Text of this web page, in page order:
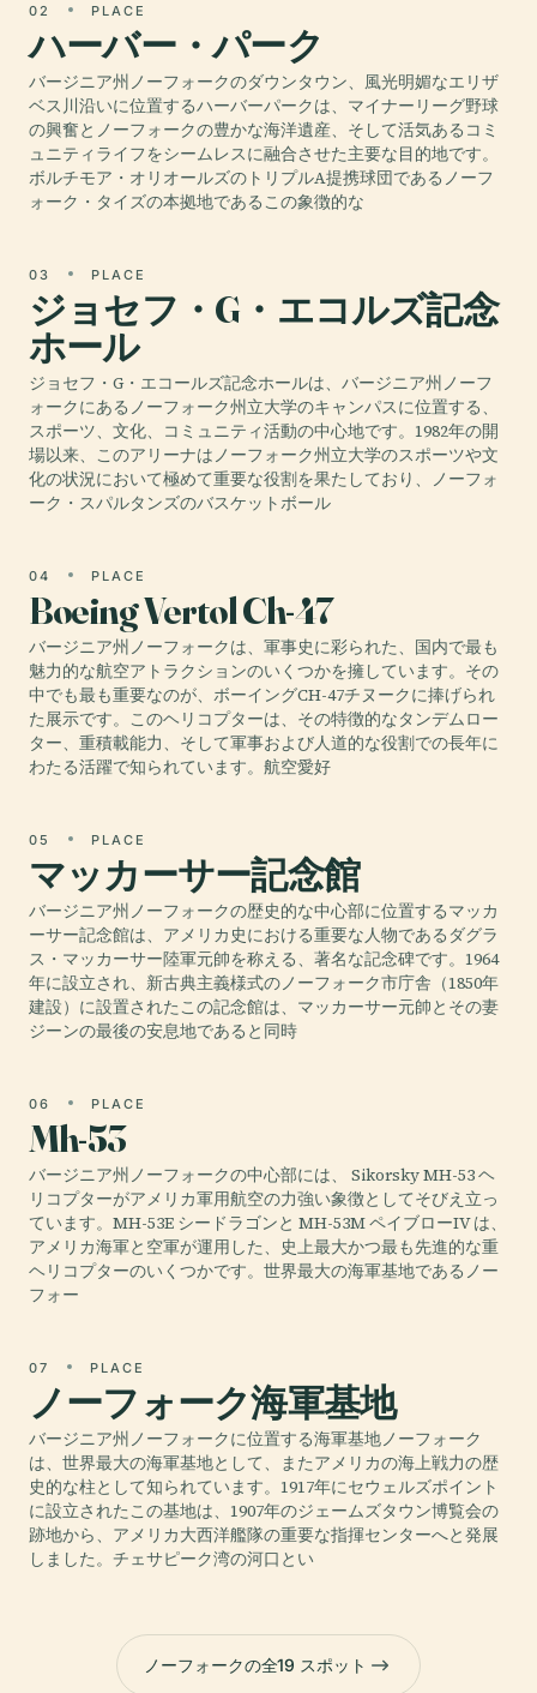
02 PLACE
ハーバー・パーク
バージニア州ノーフォークのダウンタウン、風光明媚なエリザ
ベス川沿いに位置するハーバーパークは、マイナーリーグ野球
の興奮とノーフォークの豊かな海洋遺産、そして活気あるコミ
ュニティライフをシームレスに融合させた主要な目的地です。
ボルチモア・オリオールズのトリプルA提携球団であるノーフ
ォーク・タイズの本拠地であるこの象徴的な
03 PLACE
ジョセフ・G・エコルズ記念
ホール
ジョセフ・G・エコールズ記念ホールは、バージニア州ノーフ
ォークにあるノーフォーク州立大学のキャンパスに位置する、
スポーツ、文化、コミュニティ活動の中心地です。1982年の開
場以来、このアリーナはノーフォーク州立大学のスポーツや文
化の状況において極めて重要な役割を果たしており、ノーフォ
ーク・スパルタンズのバスケットボール
04 PLACE
Boeing Vertol Ch-47
バージニア州ノーフォークは、軍事史に彩られた、国内で最も
魅力的な航空アトラクションのいくつかを擁しています。その
中でも最も重要なのが、ボーイングCH-47チヌークに捧げられ
た展示です。このヘリコプターは、その特徴的なタンデムロー
ター、重積載能力、そして軍事および人道的な役割での長年に
わたる活躍で知られています。航空愛好
05 PLACE
マッカーサー記念館
バージニア州ノーフォークの歴史的な中心部に位置するマッカ
ーサー記念館は、アメリカ史における重要な人物であるダグラ
ス・マッカーサー陸軍元帥を称える、著名な記念碑です。1964
年に設立され、新古典主義様式のノーフォーク市庁舎（1850年
建設）に設置されたこの記念館は、マッカーサー元帥とその妻
ジーンの最後の安息地であると同時
06 PLACE
Mh-53
バージニア州ノーフォークの中心部には、 Sikorsky MH-53 ヘ
リコプターがアメリカ軍用航空の力強い象徴としてそびえ立っ
ています。MH-53E シードラゴンと MH-53M ペイブローIV は、
アメリカ海軍と空軍が運用した、史上最大かつ最も先進的な重
ヘリコプターのいくつかです。世界最大の海軍基地であるノー
フォー
07 PLACE
ノーフォーク海軍基地
バージニア州ノーフォークに位置する海軍基地ノーフォーク
は、世界最大の海軍基地として、またアメリカの海上戦力の歴
史的な柱として知られています。1917年にセウェルズポイント
に設立されたこの基地は、1907年のジェームズタウン博覧会の
跡地から、アメリカ大西洋艦隊の重要な指揮センターへと発展
しました。チェサピーク湾の河口とい
ノーフォークの全19 スポット